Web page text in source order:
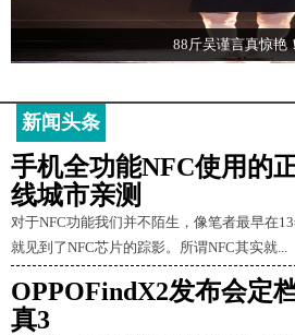
88斤吴谨言真惊艳
新闻头条
手机全功能NFC使用的
线城市亲测
对于NFC功能我们并不陌生，像笔者最早在
就见到了NFC芯片的踪影。所谓NFC其实就...
OPPOFindX2发布会定
真3